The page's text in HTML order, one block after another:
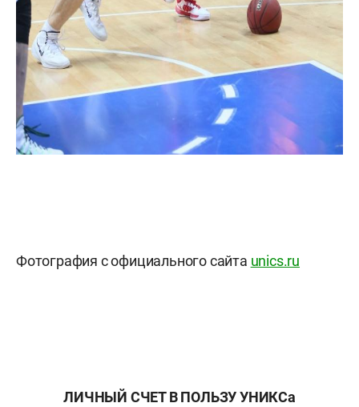
Фотография с официального сайта unics.ru
ЛИЧНЫЙ СЧЕТ В ПОЛЬЗУ УНИКСа